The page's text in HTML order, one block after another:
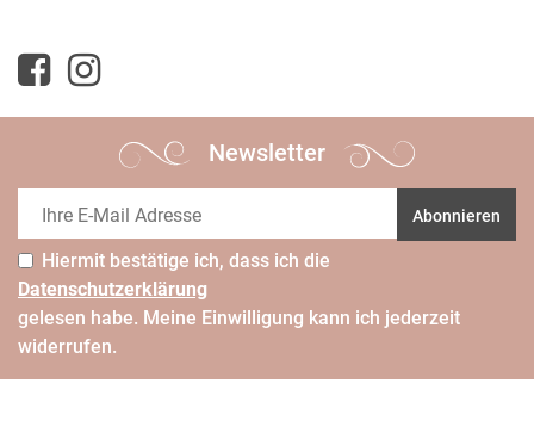
Newsletter
Abonnieren
Hiermit bestätige ich, dass ich die
Daten­schutz­erklärung
gelesen habe. Meine Einwilligung kann ich jederzeit
widerrufen.